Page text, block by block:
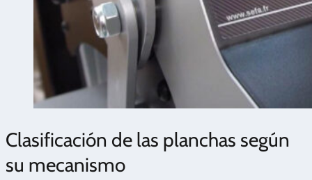
Clasificación de las planchas según
su mecanismo